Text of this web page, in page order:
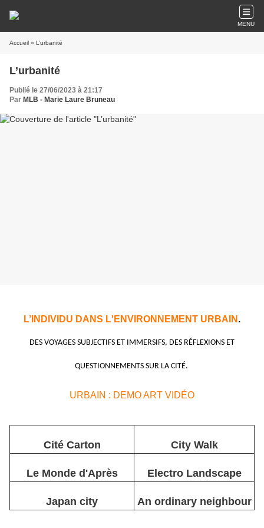
MENU
Accueil » L’urbanité
L’urbanité
Publié le 27/06/2023 à 21:17
Par MLB - Marie Laure Bruneau
L’INDIVIDU DANS L'ENVIRONNEMENT URBAIN .
DES VOYAGES SUBJECTIFS ET IMMERSIFS, DES RÉFLEXIONS​​​​​ ET
QUESTIONNEMENTS SUR LA CITÉ.
URBAIN : DEMO ART VIDÉO
Cité Carton City Walk
Le Monde d'Après Electro Landscape
Japan city An ordinary neighbour